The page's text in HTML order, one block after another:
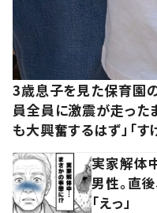
3歳息子を見た保育園
員全員に激震が走った
も大興奮するはず」「す
実家解体
男性。直
「えっ」